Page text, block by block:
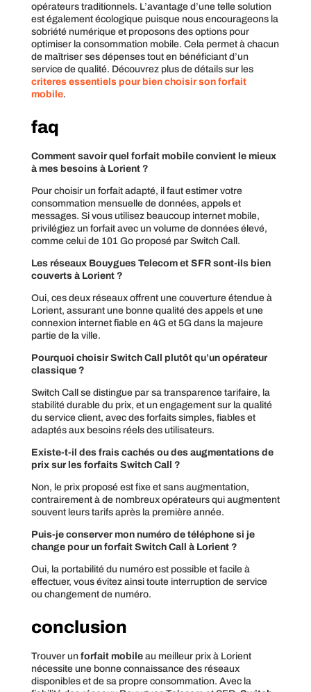
opérateurs traditionnels. L’avantage d’une telle solution
est également écologique puisque nous encourageons la
sobriété numérique et proposons des options pour
optimiser la consommation mobile. Cela permet à chacun
de maîtriser ses dépenses tout en bénéficiant d’un
service de qualité. Découvrez plus de détails sur les
criteres essentiels pour bien choisir son forfait
mobile.
faq
Comment savoir quel forfait mobile convient le mieux
à mes besoins à Lorient ?
Pour choisir un forfait adapté, il faut estimer votre
consommation mensuelle de données, appels et
messages. Si vous utilisez beaucoup internet mobile,
privilégiez un forfait avec un volume de données élevé,
comme celui de 101 Go proposé par Switch Call.
Les réseaux Bouygues Telecom et SFR sont-ils bien
couverts à Lorient ?
Oui, ces deux réseaux offrent une couverture étendue à
Lorient, assurant une bonne qualité des appels et une
connexion internet fiable en 4G et 5G dans la majeure
partie de la ville.
Pourquoi choisir Switch Call plutôt qu’un opérateur
classique ?
Switch Call se distingue par sa transparence tarifaire, la
stabilité durable du prix, et un engagement sur la qualité
du service client, avec des forfaits simples, fiables et
adaptés aux besoins réels des utilisateurs.
Existe-t-il des frais cachés ou des augmentations de
prix sur les forfaits Switch Call ?
Non, le prix proposé est fixe et sans augmentation,
contrairement à de nombreux opérateurs qui augmentent
souvent leurs tarifs après la première année.
Puis-je conserver mon numéro de téléphone si je
change pour un forfait Switch Call à Lorient ?
Oui, la portabilité du numéro est possible et facile à
effectuer, vous évitez ainsi toute interruption de service
ou changement de numéro.
conclusion
Trouver un forfait mobileau meilleur prix à Lorient
nécessite une bonne connaissance des réseaux
disponibles et de sa propre consommation. Avec la